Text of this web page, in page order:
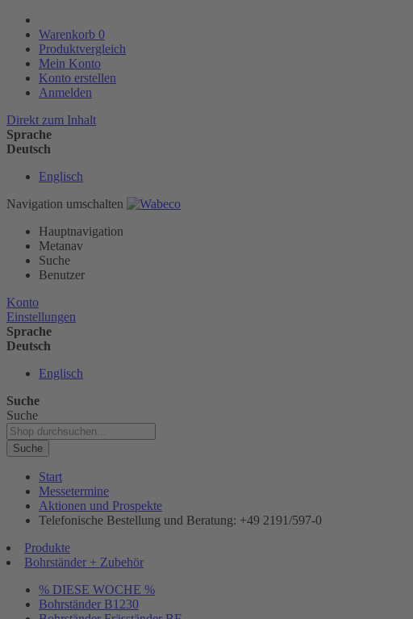
Warenkorb 0
Produktvergleich
Mein Konto
Konto erstellen
Anmelden
Direkt zum Inhalt
Sprache
Deutsch
Englisch
Navigation umschalten
Hauptnavigation
Metanav
Suche
Benutzer
Konto
Einstellungen
Sprache
Deutsch
Englisch
Suche
Suche
Suche
Start
Messetermine
Aktionen und Prospekte
Telefonische Bestellung und Beratung: +49 2191/597-0
Produkte
Bohrständer + Zubehör
% DIESE WOCHE %
Bohrständer B1230